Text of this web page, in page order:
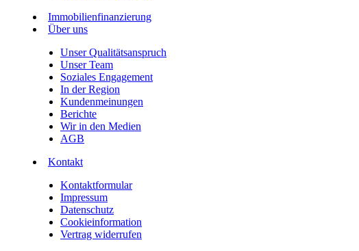
Immobilienfinanzierung
Über uns
Unser Qualitätsanspruch
Unser Team
Soziales Engagement
In der Region
Kundenmeinungen
Berichte
Wir in den Medien
AGB
Kontakt
Kontaktformular
Impressum
Datenschutz
Cookieinformation
Vertrag widerrufen